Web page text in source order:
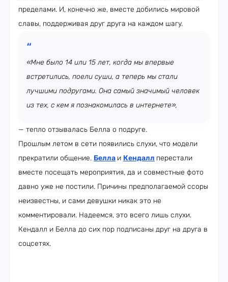
пределами. И, конечно же, вместе добились мировой
славы, поддерживая друг друга на каждом шагу.
«Мне было 14 или 15 лет, когда мы впервые
встретились, поели суши, а теперь мы стали
лучшими подругами. Она самый значимый человек
из тех, с кем я познакомилась в интернете»,
— тепло отзывалась Белла о подруге.
Прошлым летом в сети появились слухи, что модели
прекратили общение. Белла и Кендалл перестали
вместе посещать мероприятия, да и совместные фото
давно уже не постили. Причины предполагаемой ссоры
неизвестны, и сами девушки никак это не
комментировали. Надеемся, это всего лишь слухи.
Кендалл и Белла до сих пор подписаны друг на друга в
соцсетях.